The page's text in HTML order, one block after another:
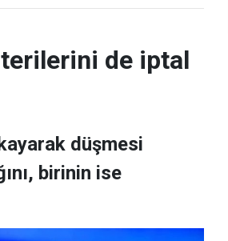
de iptal
düşmesi
birinin ise